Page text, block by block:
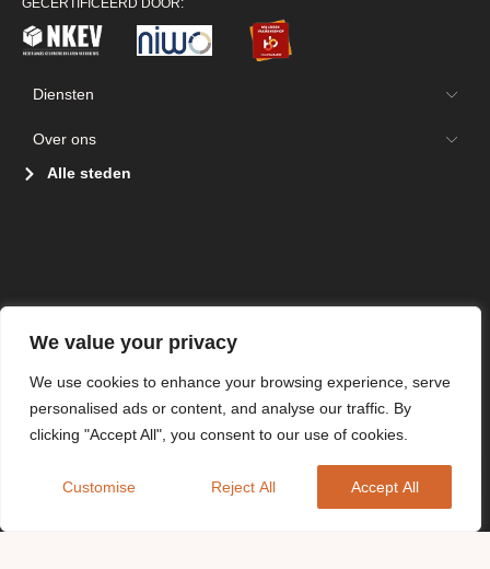
We value your privacy
We use cookies to enhance your browsing experience, serve
personalised ads or content, and analyse our traffic. By
clicking "Accept All", you consent to our use of cookies.
Customise Reject All Accept All
GECERTIFICEERD DOOR:
Diensten
Over ons
Alle steden